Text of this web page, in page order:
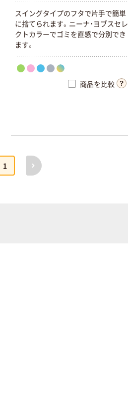
スイ ングタイプのフタで片手で簡単
に捨てられます。 ニーナ・ ヨブスセ レ
ク トカ ラーでゴミを直感で分別 でき
ます。
商品を比較
1
次へ